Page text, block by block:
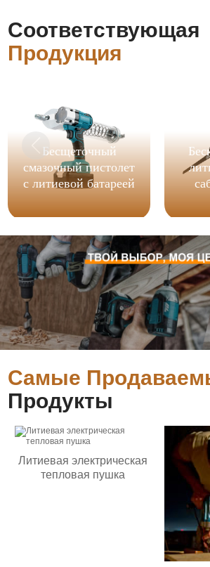
Соответствующая
Продукция
Бесщеточный
смазочный пистолет
с литиевой батареей
Самые
Продукты
Литиевая электрическая
тепловая пушка